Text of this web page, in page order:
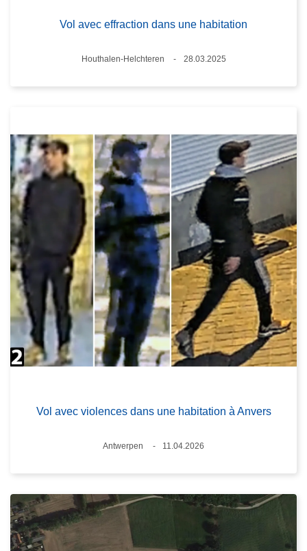
Vol avec effraction dans une habitation
Standort
Houthalen-Helchteren
28.03.2025
Vol avec violences dans une habitation à Anvers
Standort
Antwerpen
11.04.2026